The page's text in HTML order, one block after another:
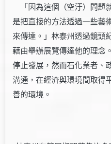
「因為這個（空汙）問
是把直接的方法透過一些藝
來傳達。」林泰州透過鏡頭
藉由舉辦展覽傳達他的理念
停止發展，然而石化業者、
溝通，在經濟與環境間取得
善的環境。